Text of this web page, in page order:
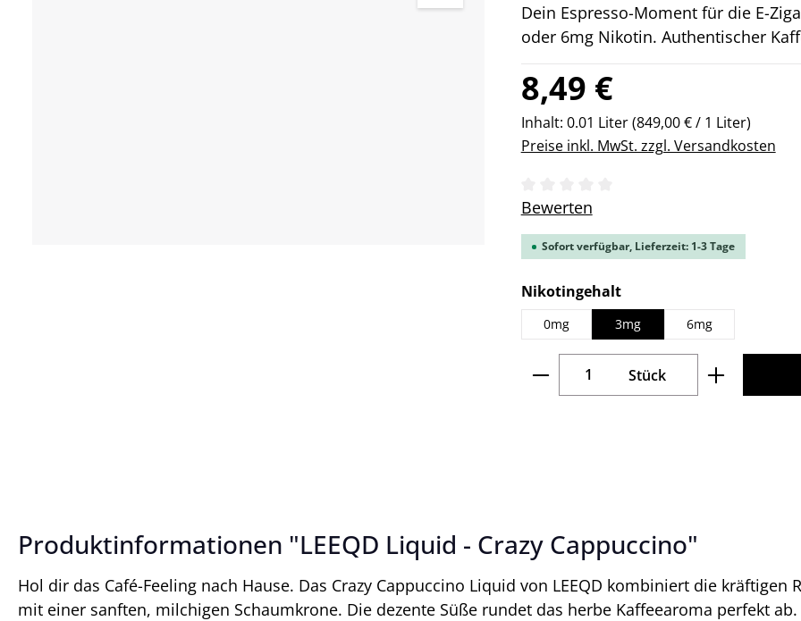
Dein Espresso-Moment für die E-
oder 6mg Nikotin. Authentischer
Regulärer Preis:
8,49 €
Inhalt: 0.01 Liter(849,00 € / 1 Liter)
Preise inkl. MwSt. zzgl. Versandkosten
Durchschnittliche Bewertung von 0
Bewerten
Sofort verfügbar, Lieferzeit: 1-3 Tage
Nikotingehaltauswählen
0mg 3mg 6mg
Produkt Anzahl: Gib den
Stück
Produktinformationen "LEEQD Liquid - Crazy Cappuccino"
Hol dir das Café-Feeling nach Hause. Das Crazy Cappuccino Liquid von LEEQD kombiniert die
mit einer sanften, milchigen Schaumkrone. Die dezente Süße rundet das herbe Kaffeearoma perfekt